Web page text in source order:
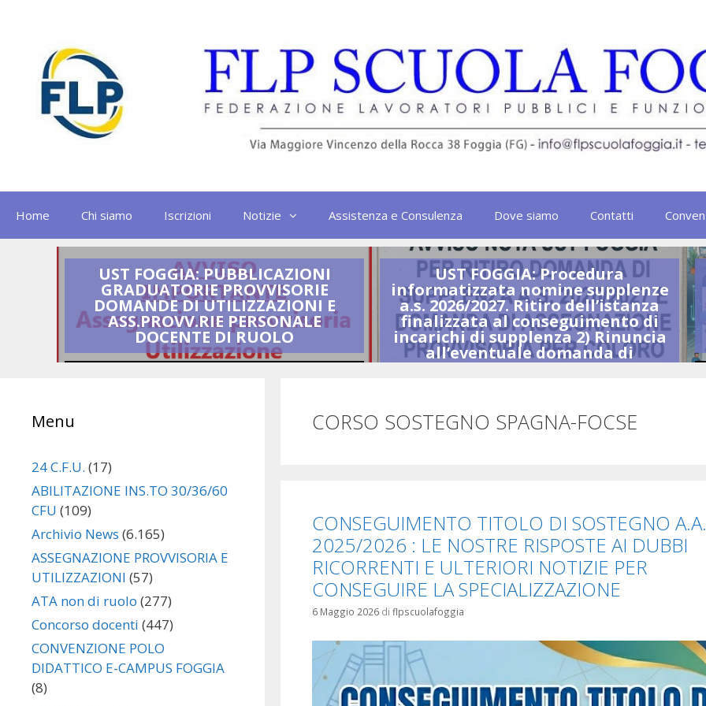
Home Chi siamo Iscrizioni Notizie Assistenza e Consulenza Dove siamo Contatti
UST FOGGIA: PUBBLICAZIONI
GRADUATORIE PROVVISORIE
DOMANDE DI UTILIZZAZIONI E
ASS.PROVV.RIE PERSONALE
DOCENTE DI RUOLO
UST FOGGIA: Procedura
informatizzata nomine supplenze
a.s. 2026/2027. Ritiro dell’istanza
finalizzata al conseguimento di
incarichi di supplenza 2) Rinuncia
all’eventuale domanda di
utilizzazione e/o assegnazione
L’UST DI FOGGIA ha pubblicato …Leggi il seguito
CORSO SOSTEGNO SPAGNA-FOCSE
CONSEGUIMENTO TITOLO DI SOSTEGNO A.A.
2025/2026 : LE NOSTRE RISPOSTE AI DUBBI
RICORRENTI E ULTERIORI NOTIZIE PER
CONSEGUIRE LA SPECIALIZZAZIONE
6 Maggio 2026 di flpscuolafoggia
Menu
24 C.F.U. (17)
ABILITAZIONE INS.TO 30/36/60
CFU (109)
Archivio News (6.165)
ASSEGNAZIONE PROVVISORIA E
UTILIZZAZIONI (57)
ATA non di ruolo (277)
Concorso docenti (447)
CONVENZIONE POLO
DIDATTICO E-CAMPUS FOGGIA
(8)